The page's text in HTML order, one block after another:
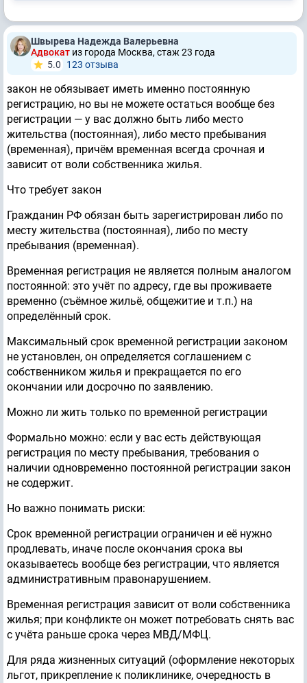
Швырева Надежда Валерьевна
Адвокат из города Москва, стаж 23 годa
5.0
123 отзывa
закон не обязывает иметь именно постоянную
регистрацию, но вы не можете остаться вообще без
регистрации — у вас должно быть либо место
жительства (постоянная), либо место пребывания
(временная), причём временная всегда срочная и
зависит от воли собственника жилья.
Что требует закон
Гражданин РФ обязан быть зарегистрирован либо по
месту жительства (постоянная), либо по месту
пребывания (временная).
Временная регистрация не является полным аналогом
постоянной: это учёт по адресу, где вы проживаете
временно (съёмное жильё, общежитие и т.п.) на
определённый срок.
Максимальный срок временной регистрации законом
не установлен, он определяется соглашением с
собственником жилья и прекращается по его
окончании или досрочно по заявлению.
Можно ли жить только по временной регистрации
Формально можно: если у вас есть действующая
регистрация по месту пребывания, требования о
наличии одновременно постоянной регистрации закон
не содержит.
Но важно понимать риски:
Срок временной регистрации ограничен и её нужно
продлевать, иначе после окончания срока вы
оказываетесь вообще без регистрации, что является
административным правонарушением.
Временная регистрация зависит от воли собственника
жилья; при конфликте он может потребовать снять вас
с учёта раньше срока через МВД/МФЦ.
Для ряда жизненных ситуаций (оформление некоторых
льгот, прикрепление к поликлинике, очередность в